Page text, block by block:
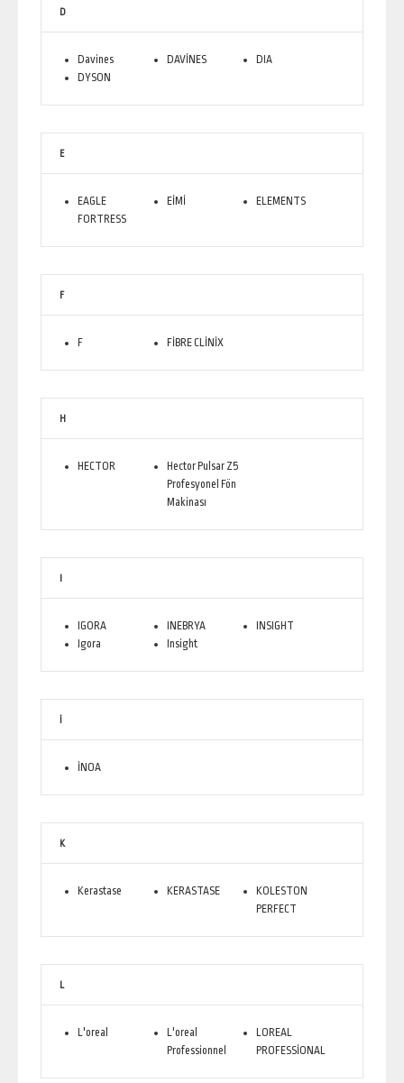
D
Davines DAVİNES
DIA
DYSON
E
EAGLE
FORTRESS
EİMİ ELEMENTS
F
F FİBRE CLİNİX
H
HECTOR
Hector Pulsar Z5
Profesyonel Fön
Makinası
IGORA
Igora
INEBRYA
Insight
INSIGHT
İ
İNOA
K
Kerastase KERASTASE
KOLESTON
PERFECT
L
L'oreal
L'oreal
Professionnel
LOREAL
PROFESSİONAL